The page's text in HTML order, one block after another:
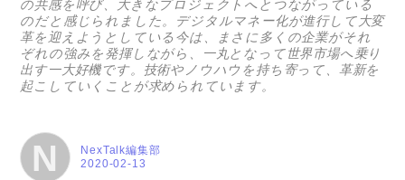
の共感を呼び、大きなプロジェクトへとつながっている
のだと感じられました。デジタルマネー化が進行して大変
革を迎えようとしている今は、まさに多くの企業がそれ
ぞれの強みを発揮しながら、一丸となって世界市場へ乗り
出す一大好機です。技術やノウハウを持ち寄って、革新を
起こしていくことが求められています。
N 2020-02-13
NexTalk編集部